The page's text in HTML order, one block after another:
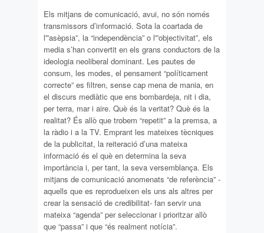
Els mitjans de comunicació, avui, no són només
transmissors d’informació. Sota la coartada de
l'”asèpsia”, la “independència” o l'”objectivitat”, els
media s’han convertit en els grans conductors de la
ideologia neoliberal dominant. Les pautes de
consum, les modes, el pensament “políticament
correcte” es filtren, sense cap mena de mania, en
el discurs mediàtic que ens bombardeja, nit i dia,
per terra, mar i aire. Què és la veritat? Què és la
realitat? És allò que trobem “repetit” a la premsa, a
la ràdio i a la TV. Emprant les mateixes tècniques
de la publicitat, la reiteració d’una mateixa
informació és el què en determina la seva
importància i, per tant, la seva versemblança. Els
mitjans de comunicació anomenats “de referència” -
aquells que es reprodueixen els uns als altres per
crear la sensació de credibilitat- fan servir una
mateixa “agenda” per seleccionar i prioritzar allò
que “passa” i que “és realment notícia”.